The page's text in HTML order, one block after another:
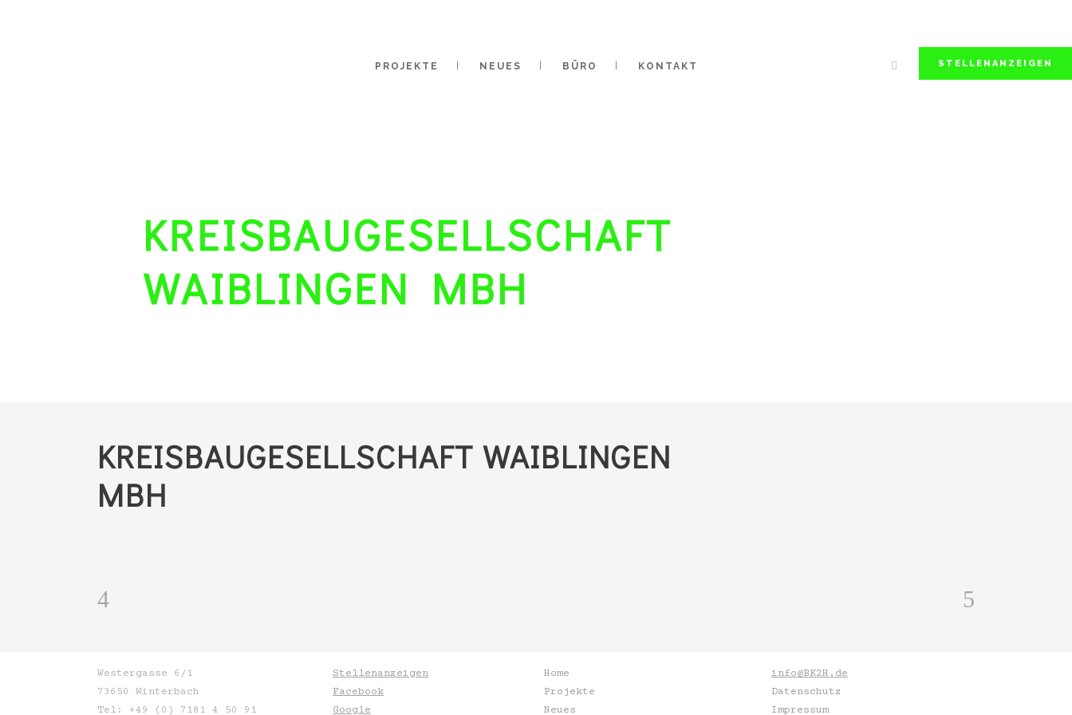
STELLENANZEIGEN
PROJEKTE NEUES BÜRO KONTAKT
KREISBAUGESELLSCHAFT
WAIBLINGEN MBH
KREISBAUGESELLSCHAFT WAIBLINGEN
MBH
Westergasse 6/1
73650 Winterbach
Tel: +49 (0) 7181 4 50 91
Stellenanzeigen
Facebook
Google
Home
Projekte
Neues
info@BK2H.de
Datenschutz
Impressum